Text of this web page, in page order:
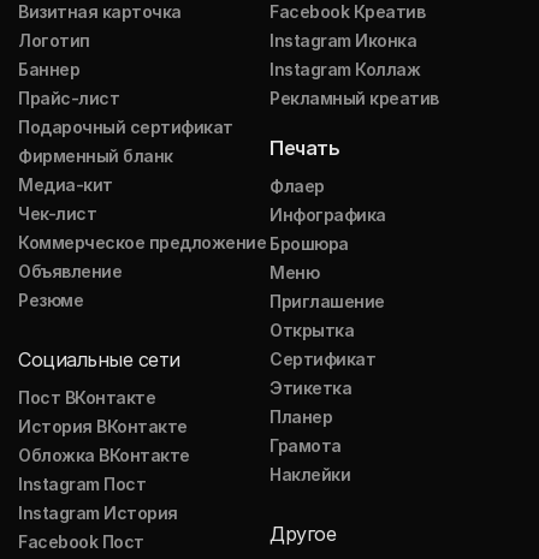
Визитная карточка
Логотип
Баннер
Прайс-лист
Подарочный сертификат
Фирменный бланк
Медиа-кит
Чек-лист
Коммерческое предложение
Объявление
Резюме
Социальные сети
Пост ВКонтакте
История ВКонтакте
Обложка ВКонтакте
Instagram Пост
Instagram История
Facebook Пост
Facebook Креатив
Instagram Иконка
Instagram Коллаж
Рекламный креатив
Печать
Флаер
Инфографика
Брошюра
Меню
Приглашение
Открытка
Сертификат
Этикетка
Планер
Грамота
Наклейки
Другое